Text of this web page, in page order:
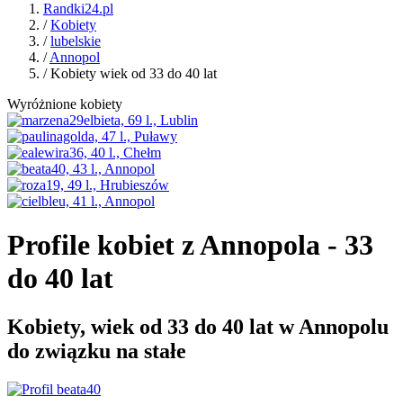
Randki24.pl
/Kobiety
/lubelskie
/Annopol
/ Kobiety wiek od 33 do 40 lat
Wyróżnione kobiety
Profile kobiet z Annopola - 33
do 40 lat
Kobiety, wiek od 33 do 40 lat w Annopolu
do związku na stałe